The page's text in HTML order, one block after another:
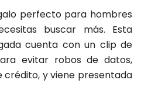
perfecto para hombres
buscar más. Esta
cuenta con un clip de
evitar robos de datos,
crédito, y viene presentada